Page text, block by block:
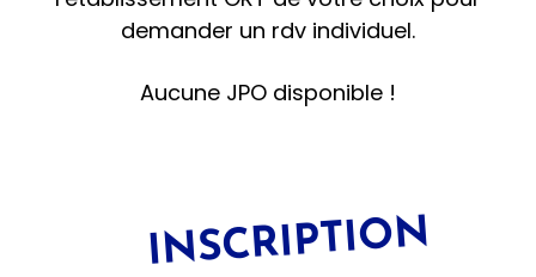
demander un rdv individuel.
Aucune JPO disponible !
INSCRIPTION